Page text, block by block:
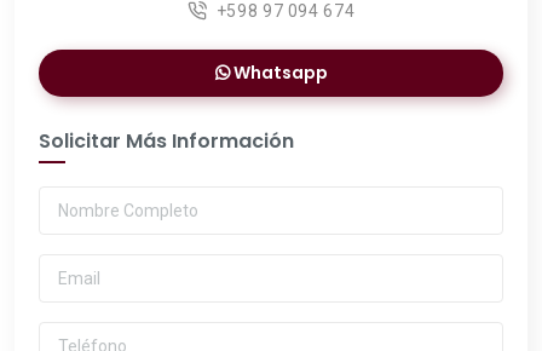
+598 97 094 674
Whatsapp
Solicitar Más Información